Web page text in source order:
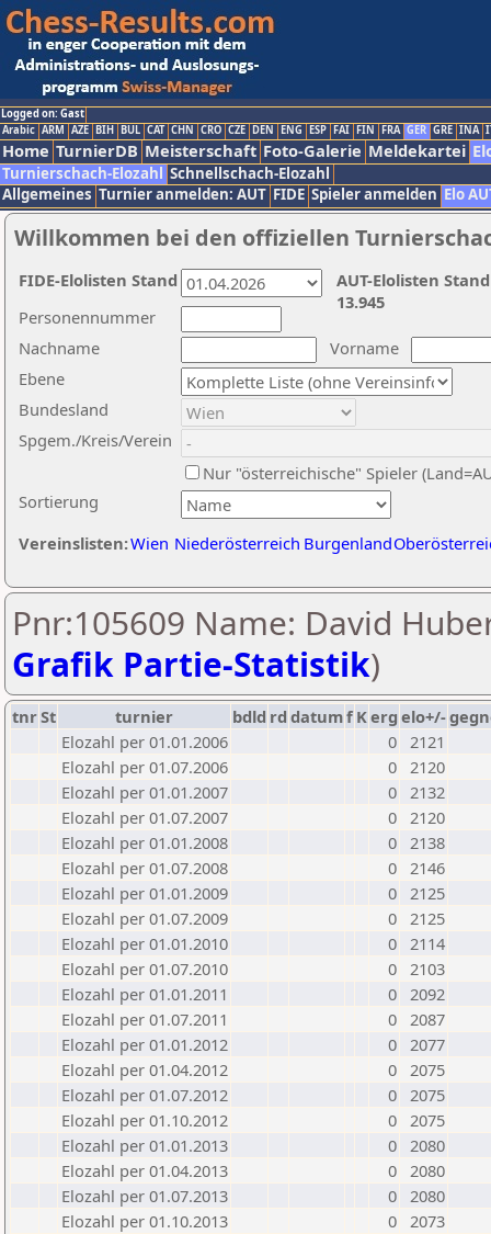
Logged on: Gast
Arabic ARM AZE BIH BUL CAT CHN CRO CZE DEN ENG ESP FAI FIN FRA GER GRE INA
Home TurnierDB Meisterschaft Foto-Galerie Meldekartei
Turnierschach-Elozahl Schnellschach-Elozahl
Allgemeines Turnier anmelden: AUT FIDE Spieler anmelden Elo
Willkommen bei den offiziellen
Nachname
Vorname
Ebene
Sortierung
Personennummer
Bundesland
Spgem./Kreis/Verein
Nur "österreichische" Spieler
Vereinslisten:Wien Niederösterreich Burgenland
AUT-Elolisten
13.945
FIDE-Elolisten Stand
Pnr:105609 Name: David
Grafik Partie-Statistik)
tnrSt turnier bdld rd datumf Kerg elo+/-
Elozahl per 01.01.2006
0 2121
Elozahl per 01.07.2006
0 2120
Elozahl per 01.01.2007
0 2132
Elozahl per 01.07.2007
0 2120
Elozahl per 01.01.2008
0 2138
Elozahl per 01.07.2008
0 2146
Elozahl per 01.01.2009
0 2125
Elozahl per 01.07.2009
0 2125
Elozahl per 01.01.2010
0 2114
Elozahl per 01.07.2010
0 2103
Elozahl per 01.01.2011
0 2092
Elozahl per 01.07.2011
0 2087
Elozahl per 01.01.2012
0 2077
Elozahl per 01.04.2012
0 2075
Elozahl per 01.07.2012
0 2075
Elozahl per 01.10.2012
0 2075
Elozahl per 01.01.2013
0 2080
Elozahl per 01.04.2013
0 2080
Elozahl per 01.07.2013
0 2080
Elozahl per 01.10.2013
0 2073